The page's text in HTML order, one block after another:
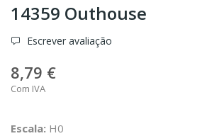
14359 Outhouse
Escrever avaliação
8,79 €
Com IVA
Escala: H0